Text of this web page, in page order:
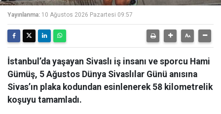
Yayınlanma: 10 Ağustos 2026 Pazartesi 09:57
İstanbul’da yaşayan Sivaslı iş insanı ve sporcu Hami
Gümüş, 5 Ağustos Dünya Sivaslılar Günü anısına
Sivas’ın plaka kodundan esinlenerek 58 kilometrelik
koşuyu tamamladı.